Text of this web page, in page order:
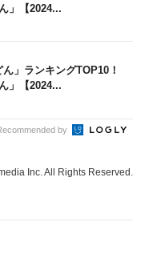
」【2024...
ん」ランキングTOP10！
」【2024...
by
Inc. All Rights Reserved.